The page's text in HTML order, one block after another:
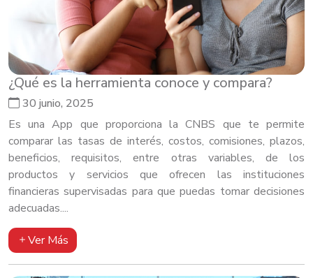
¿Qué es la herramienta conoce y compara?
30 junio, 2025
Es una App que proporciona la CNBS que te permite
comparar las tasas de interés, costos, comisiones, plazos,
beneficios, requisitos, entre otras variables, de los
productos y servicios que ofrecen las instituciones
financieras supervisadas para que puedas tomar decisiones
adecuadas....
Ver Más